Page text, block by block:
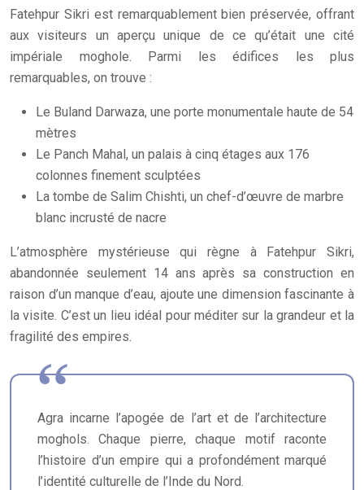
Fatehpur Sikri est remarquablement bien préservée, offrant
aux visiteurs un aperçu unique de ce qu’était une cité
impériale moghole. Parmi les édifices les plus
remarquables, on trouve :
Le Buland Darwaza, une porte monumentale haute de 54
mètres
Le Panch Mahal, un palais à cinq étages aux 176
colonnes finement sculptées
La tombe de Salim Chishti, un chef-d’œuvre de marbre
blanc incrusté de nacre
L’atmosphère mystérieuse qui règne à Fatehpur Sikri,
abandonnée seulement 14 ans après sa construction en
raison d’un manque d’eau, ajoute une dimension fascinante à
la visite. C’est un lieu idéal pour méditer sur la grandeur et la
fragilité des empires.
Agra incarne l’apogée de l’art et de l’architecture
moghols. Chaque pierre, chaque motif raconte
l’histoire d’un empire qui a profondément marqué
l’identité culturelle de l’Inde du Nord.